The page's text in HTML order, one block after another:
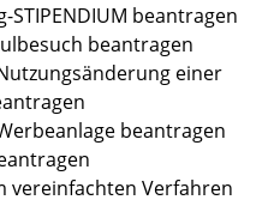
beantragen
beantragen
einer
beantragen
vereinfachten Verfahren